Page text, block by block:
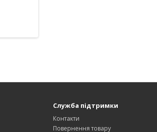
Служба підтримки
Контакти
Повернення товару